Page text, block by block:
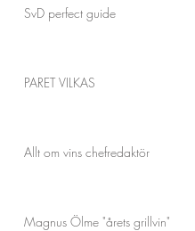
SvD perfect guide
PARET VILKAS
Allt om vins chefredaktör
Magnus Ölme "årets grillvin"